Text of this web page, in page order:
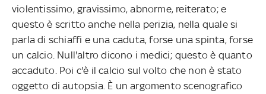
violentissimo, gravissimo, abnorme, reiterato; e
questo è scritto anche nella perizia, nella quale si
parla di schiaffi e una caduta, forse una spinta, forse
un calcio. Null'altro dicono i medici; questo è quanto
accaduto. Poi c'è il calcio sul volto che non è stato
oggetto di autopsia. È un argomento scenografico